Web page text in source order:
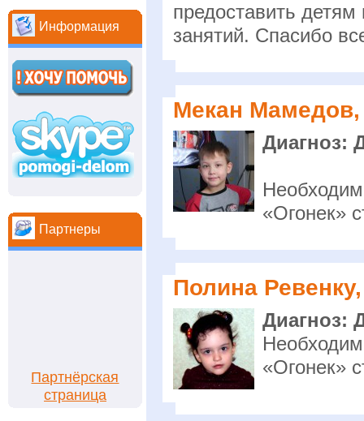
предоставить
занятий. Спасибо
Мекан Мамедов,
Диагноз:
«Огонек»
Полина
Диагноз:
«Огонек»
Информация
Партнеры
Партнёрская
страница